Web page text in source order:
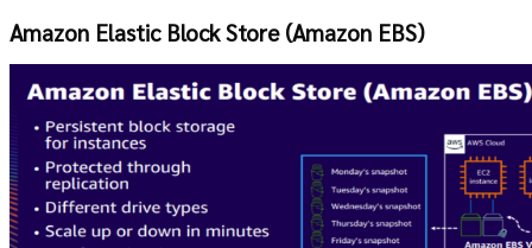
Amazon Elastic Block Store (Amazon EBS)